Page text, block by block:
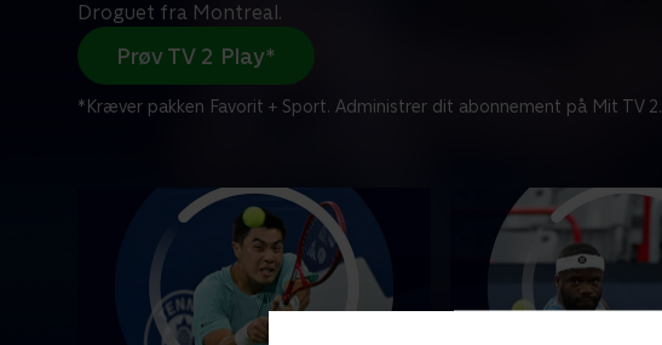
Droguet fra Montreal.
Prøv TV 2 Play*
*Kræver pakken Favorit + Sport. Administrer dit abonnement på Mit TV 2.